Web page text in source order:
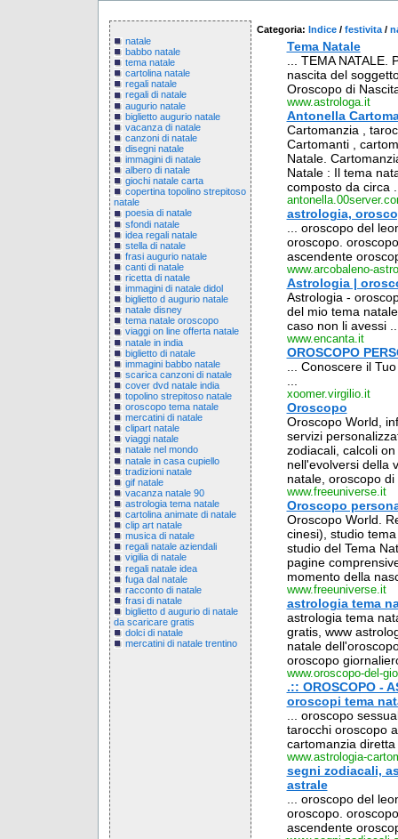
natale
babbo natale
tema natale
cartolina natale
regali natale
regali di natale
augurio natale
biglietto augurio natale
vacanza di natale
canzoni di natale
disegni natale
immagini di natale
albero di natale
giochi natale carta
copertina topolino strepitoso
natale
poesia di natale
sfondi natale
idea regali natale
stella di natale
frasi augurio natale
canti di natale
ricetta di natale
immagini di natale didol
biglietto d augurio natale
natale disney
tema natale oroscopo
viaggi on line offerta natale
natale in india
biglietto di natale
immagini babbo natale
scarica canzoni di natale
cover dvd natale india
topolino strepitoso natale
oroscopo tema natale
mercatini di natale
clipart natale
viaggi natale
natale nel mondo
natale in casa cupiello
tradizioni natale
gif natale
vacanza natale 90
astrologia tema natale
cartolina animate di natale
clip art natale
musica di natale
regali natale aziendali
vigilia di natale
regali natale idea
fuga dal natale
racconto di natale
frasi di natale
biglietto d augurio di natale
da scaricare gratis
dolci di natale
mercatini di natale trentino
Categoria: Indice / festivita /
Tema Natale
... TEMA
nascita del
Oroscopo di
www.astrologa.it
Antonella
Cartomanzia ,
Cartomanti ,
Natale.
Natale : Il tema
composto da circa
astrologia,
... oroscopo del
oroscopo.
ascendente
www.arcobaleno-
Astrologia |
Astrologia -
del mio tema
caso non li avessi
www.encanta.it
OROSCOPO
... Conoscere il
xoomer.virgilio.it
Oroscopo
Oroscopo World,
servizi
zodiacali, calcoli
nell'evolversi della
natale, oroscopo
www.freeuniverse.it
Oroscopo
Oroscopo World.
cinesi), studio
studio del Tema
pagine
momento della
www.freeuniverse.it
astrologia tema
astrologia tema
gratis, www
natale
oroscopo
www.oroscopo-del-
.:: OROSCOPO -
oroscopi tema
... oroscopo
tarocchi oroscopo
cartomanzia
www.astrologia-
segni zodiacali,
astrale
... oroscopo del
oroscopo.
ascendente